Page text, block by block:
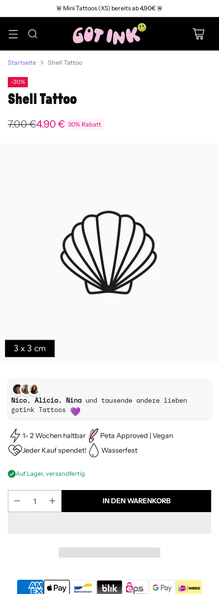
🚨 Mini Tattoos (XS) bereits ab 4,90€ 🚨
Startseite Shell Tattoo
-30%
Shell Tattoo
Normaler
7.00 €4.90 € 30% Rabatt
Nico, Alicia, Nina und tausende andere lieben
gotink Tattoos
1- 2 Wochen haltbar
Peta Approved | Vegan
Jeder Kauf spendet!
Wasserfest
Auf Lager, versandfertig
IN DEN WARENKORB